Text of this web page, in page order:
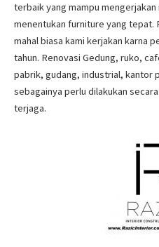
f -
p
terbaik yang mampu
menentukan furniture yang tepat.
mahal biasa kami kerjakan karna
tahun. Renovasi Gedung, ruko,
pabrik, gudang, industrial, kantor
sebagainya perlu dilakukan
terjaga.